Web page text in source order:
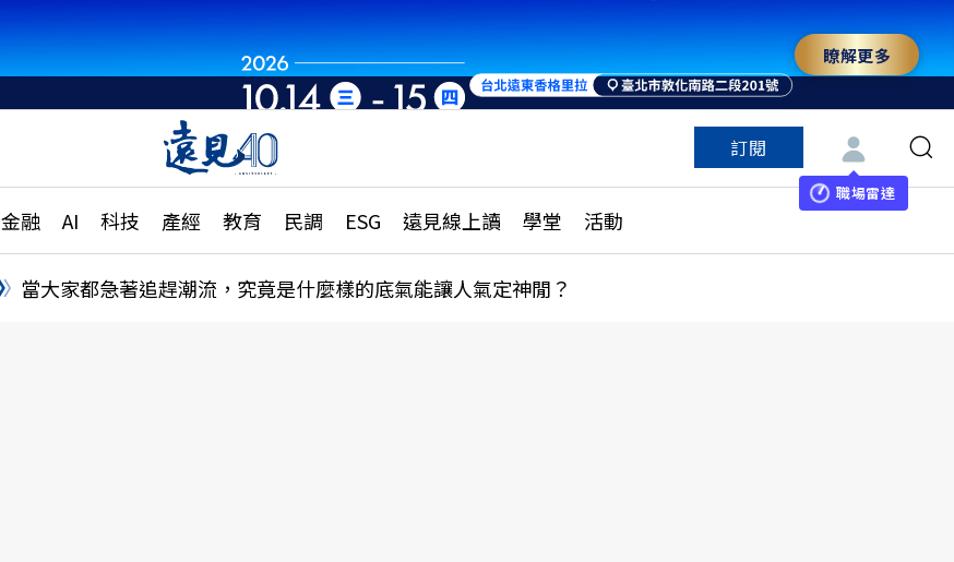
瞭解更多
訂閱
職場雷達
金融 AI 科技 產經 教育 民調 ESG 遠見線上讀 學堂 活動
國際
特輯
大學升學、職涯攻略
縣市施政調查全解析
民調
更多訂閱方案
特色頻道
當大家都急著追趕潮流，究竟是什麼樣的底氣能讓人氣定神閒？